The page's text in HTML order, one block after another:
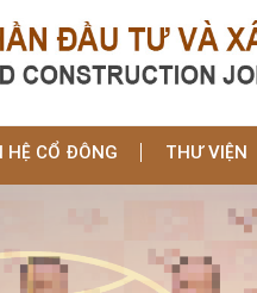
HỆ CỔ ĐÔNG THƯ VIỆN